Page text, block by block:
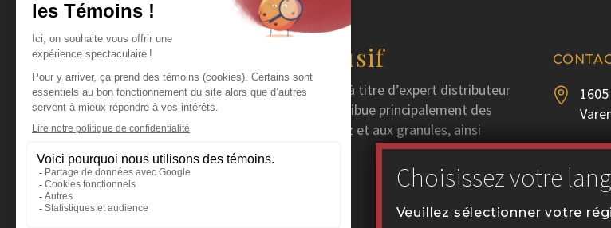
Votre distributeur exclusif
Il y a maintenant plus de 40 ans que Coval agit à titre d’expert distributeur
au service des magasins spécialisés. Coval distribue principalement des
appareils de chauffage d’appoint au bois, au gaz et aux granules, ainsi
qu’une vaste sélection de grils et BBQ.



 Tél. :


Veuillez sélectionner votre